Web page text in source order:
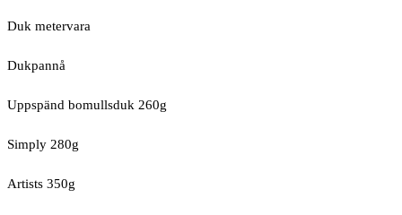
Duk metervara
Dukpannå
Uppspänd bomullsduk 260g
Simply 280g
Artists 350g